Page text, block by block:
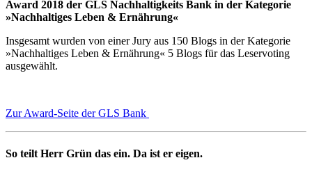
Award 2018 der GLS Nachhaltigkeits Bank in der Kategorie
»Nachhaltiges Leben & Ernährung«
Insgesamt wurden von einer Jury aus 150 Blogs in der Kategorie
»Nachhaltiges Leben & Ernährung« 5 Blogs für das Leservoting
ausgewählt.
Zur Award-Seite der GLS Bank
So teilt Herr Grün das ein. Da ist er eigen.